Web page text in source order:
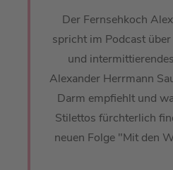
Der Fernsehkoch
spricht im Podcast
und
Alexander Herrmann
Darm empfiehlt und
Stilettos fürchterlich
neuen Folge "Mit den